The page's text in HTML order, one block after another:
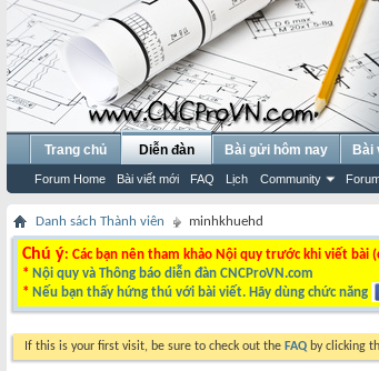
Trang chủ Diễn đàn
Forum Home Bài viết mới FAQ Lịch Community
Bài gửi hôm nay Bài
Danh sách Thành viên minhkhuehd
Chú ý: Các bạn nên tham khảo Nội quy trước khi viết bài
* Nội quy và Thông báo diễn đàn CNCProVN.com
* Nếu bạn thấy hứng thú với bài viết. Hãy dùng chức năng
If this is your first visit, be sure to check out the FAQ by clicking